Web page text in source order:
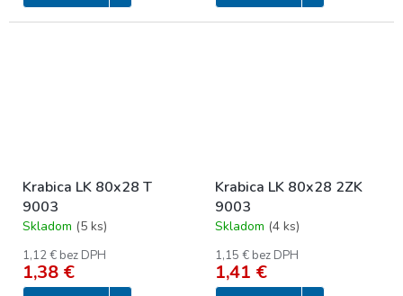
Krabica LK 80x28 T
9003
Skladom (5 ks)
1,12 € bez DPH
1,38 €
Krabica LK 80x28 2ZK
9003
Skladom (4 ks)
1,15 € bez DPH
1,41 €